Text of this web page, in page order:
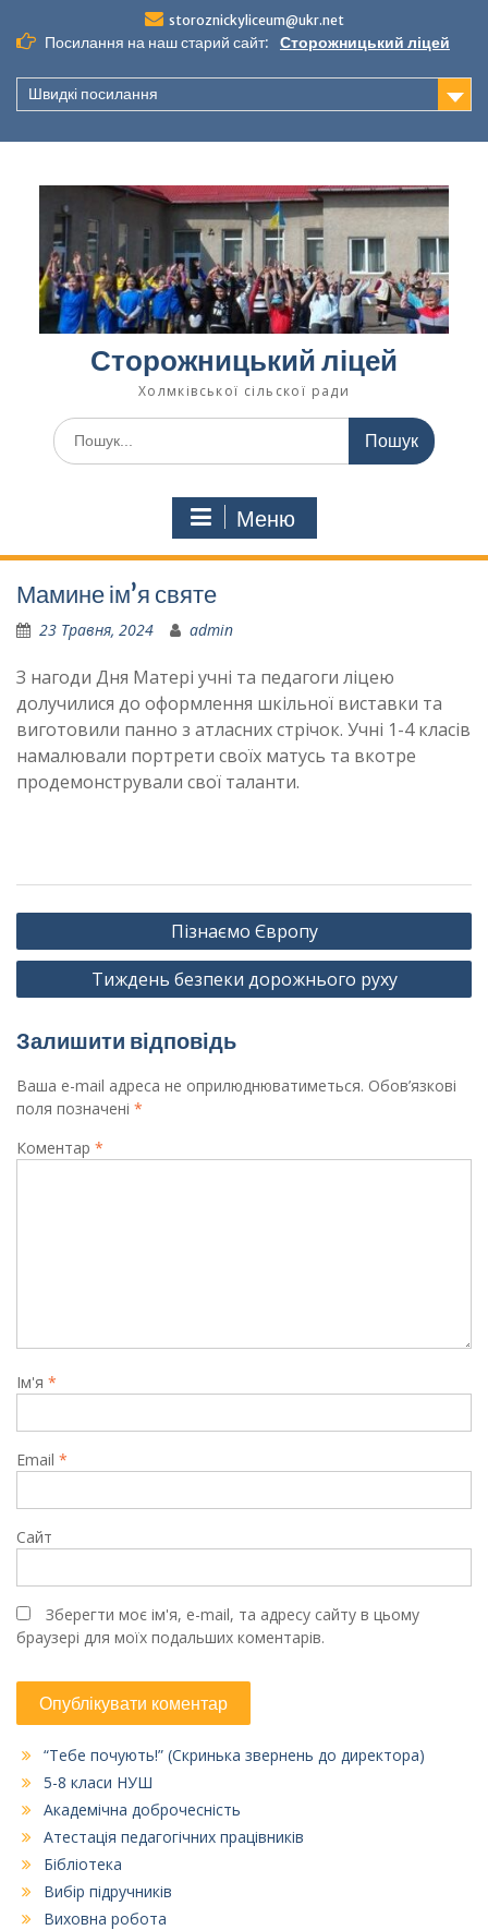
до
вмісту
storoznickyliceum@ukr.net
Посилання на наш старий сайт: Сторожницький ліцей
Швидкі посилання
Сторожницький ліцей
Холмківської сільскої ради
Шукати:
Меню
Мамине ім’я святе
23 Травня, 2024 admin
З нагоди Дня Матері учні та педагоги ліцею
долучилися до оформлення шкільної виставки та
виготовили панно з атласних стрічок. Учні 1-4 класів
намалювали портрети своїх матусь та вкотре
продемонстрували свої таланти.
Навігація
записів
Пізнаємо Європу
Тиждень безпеки дорожнього руху
Залишити відповідь
Ваша e-mail адреса не оприлюднюватиметься. Обов’язкові
поля позначені *
Коментар *
Ім'я *
Email *
Сайт
Зберегти моє ім'я, e-mail, та адресу сайту в цьому
браузері для моїх подальших коментарів.
“Тебе почують!” (Скринька звернень до директора)
5-8 класи НУШ
Академічна доброчесність
Атестація педагогічних працівників
Бібліотека
Вибір підручників
Виховна робота